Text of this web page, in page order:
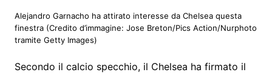
Alejandro Garnacho ha attirato interesse da Chelsea questa
finestra (Credito d’immagine: Jose Breton/Pics Action/Nurphoto
tramite Getty Images)
Secondo il calcio specchio, il Chelsea ha firmato il